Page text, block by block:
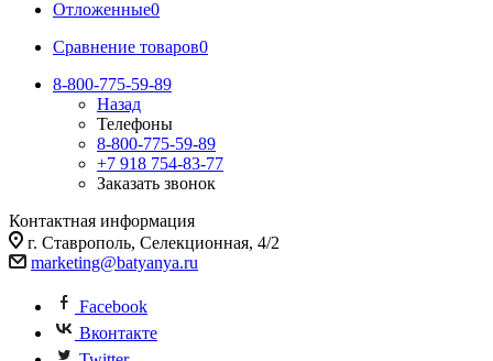
Отложенные0
Сравнение товаров0
8-800-775-59-89
Назад
Телефоны
8-800-775-59-89
+7 918 754-83-77
Заказать звонок
Контактная информация
г. Ставрополь, Селекционная, 4/2
marketing@batyanya.ru
Facebook
Вконтакте